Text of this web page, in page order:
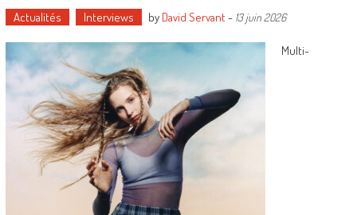
Actualités Interviews by David Servant- 13 juin 2026
Multi-